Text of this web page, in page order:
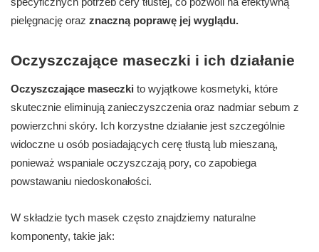
pielęgnację oraz znaczną poprawę jej wyglądu.
Oczyszczające maseczki i ich działanie
Oczyszczające maseczki to wyjątkowe kosmetyki, które
skutecznie eliminują zanieczyszczenia oraz nadmiar sebum z
powierzchni skóry. Ich korzystne działanie jest szczególnie
widoczne u osób posiadających cerę tłustą lub mieszaną,
ponieważ wspaniale oczyszczają pory, co zapobiega
powstawaniu niedoskonałości.
W składzie tych masek często znajdziemy naturalne
komponenty, takie jak: